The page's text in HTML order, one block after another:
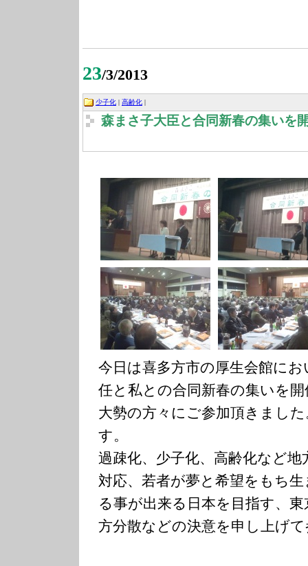
23/3/2013
少子化 高齢化
森まさ子大臣と合同新春の集いを
今日は喜多方市の厚生会館に
任と私との合同新春の集いを
大勢の方々にご参加頂きまし
す。
過疎化、少子化、高齢化など
対応、若者が夢と希望をもち
る事が出来る日本を目指す、
方分散などの決意を申し上げ